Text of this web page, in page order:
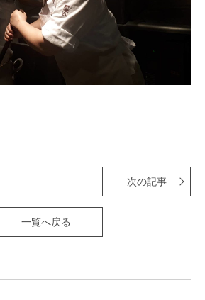
次の記事
一覧へ戻る